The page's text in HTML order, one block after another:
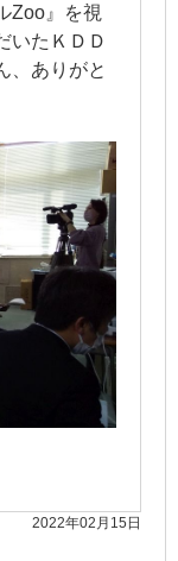
Zoo』を視
いたＫＤＤ
、ありがと
2022年02月15日